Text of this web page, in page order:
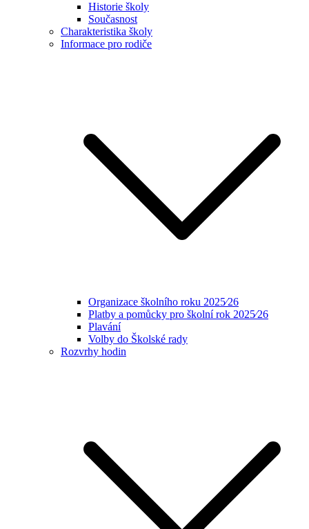
Historie školy
Současnost
Charakteristika školy
Informace pro rodiče
Organizace školního roku 2025⁄26
Platby a pomůcky pro školní rok 2025⁄26
Plavání
Volby do Školské rady
Rozvrhy hodin